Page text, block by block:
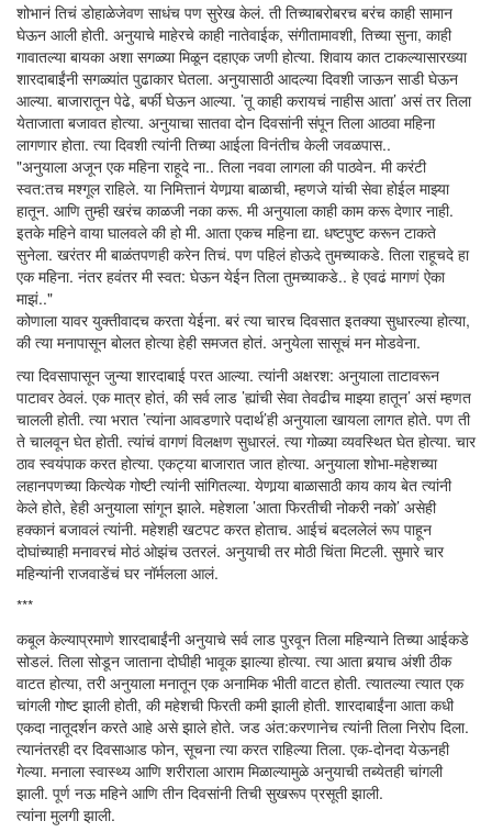
शोभानं तिचं डोहाळेजेवण साधंच पण सुरेख केलं. ती तिच्याबरोबरच बरंच काही सामान
घेऊन आली होती. अनुयाचे माहेरचे काही नातेवाईक, संगीतामावशी, तिच्या सुना, काही
गावातल्या बायका अशा सगळ्या मिळून दहाएक जणी होत्या. शिवाय कात टाकल्यासारख्या
शारदाबाईंनी सगळ्यांत पुढाकार घेतला. अनुयासाठी आदल्या दिवशी जाऊन साडी घेऊन
आल्या. बाजारातून पेढे, बर्फी घेऊन आल्या. ’तू काही करायचं नाहीस आता’ असं तर तिला
येताजाता बजावत होत्या. अनुयाचा सातवा दोन दिवसांनी संपून तिला आठवा महिना
लागणार होता. त्या दिवशी त्यांनी तिच्या आईला विनंतीच केली जवळपास..
"अनुयाला अजून एक महिना राहूदे ना.. तिला नववा लागला की पाठवेन. मी करंटी
स्वत:तच मश्गूल राहिले. या निमित्तानं येणार्‍या बाळाची, म्हणजे यांची सेवा होईल माझ्या
हातून. आणि तुम्ही खरंच काळजी नका करू. मी अनुयाला काही काम करू देणार नाही.
इतके महिने वाया घालवले की हो मी. आता एकच महिना द्या. धष्टपुष्ट करून टाकते
सुनेला. खरंतर मी बाळंतपणही करेन तिचं. पण पहिलं होऊदे तुमच्याकडे. तिला राहूचदे हा
एक महिना. नंतर हवंतर मी स्वत: घेऊन येईन तिला तुमच्याकडे.. हे एवढं मागणं ऐका
माझं.."
कोणाला यावर युक्तीवादच करता येईना. बरं त्या चारच दिवसात इतक्या सुधारल्या होत्या,
की त्या मनापासून बोलत होत्या हेही समजत होतं. अनुयेला सासूचं मन मोडवेना.
त्या दिवसापासून जुन्या शारदाबाई परत आल्या. त्यांनी अक्षरश: अनुयाला ताटावरून
पाटावर ठेवलं. एक मात्र होतं, की सर्व लाड ’ह्यांची सेवा तेवढीच माझ्या हातून’ असं म्हणत
चालली होती. त्या भरात ’त्यांना आवडणारे पदार्थ’ही अनुयाला खायला लागत होते. पण ती
ते चालवून घेत होती. त्यांचं वागणं विलक्षण सुधारलं. त्या गोळ्या व्यवस्थित घेत होत्या. चार
ठाव स्वयंपाक करत होत्या. एकट्या बाजारात जात होत्या. अनुयाला शोभा-महेशच्या
लहानपणच्या कित्येक गोष्टी त्यांनी सांगितल्या. येणार्‍या बाळासाठी काय काय बेत त्यांनी
केले होते, हेही अनुयाला सांगून झाले. महेशला ’आता फिरतीची नोकरी नको’ असेही
हक्कानं बजावलं त्यांनी. महेशही खटपट करत होताच. आईचं बदललेलं रूप पाहून
दोघांच्याही मनावरचं मोठं ओझंच उतरलं. अनुयाची तर मोठी चिंता मिटली. सुमारे चार
महिन्यांनी राजवाडेंचं घर नॉर्मलला आलं.
***
कबूल केल्याप्रमाणे शारदाबाईंनी अनुयाचे सर्व लाड पुरवून तिला महिन्याने तिच्या आईकडे
सोडलं. तिला सोडून जाताना दोघीही भावूक झाल्या होत्या. त्या आता बर्‍याच अंशी ठीक
वाटत होत्या, तरी अनुयाला मनातून एक अनामिक भीती वाटत होती. त्यातल्या त्यात एक
चांगली गोष्ट झाली होती, की महेशची फिरती कमी झाली होती. शारदाबाईंना आता कधी
एकदा नातूदर्शन करते आहे असे झाले होते. जड अंत:करणानेच त्यांनी तिला निरोप दिला.
त्यानंतरही दर दिवसाआड फोन, सूचना त्या करत राहिल्या तिला. एक-दोनदा येऊनही
गेल्या. मनाला स्वास्थ्य आणि शरीराला आराम मिळाल्यामुळे अनुयाची तब्येतही चांगली
झाली. पूर्ण नऊ महिने आणि तीन दिवसांनी तिची सुखरूप प्रसूती झाली.
त्यांना मुलगी झाली.